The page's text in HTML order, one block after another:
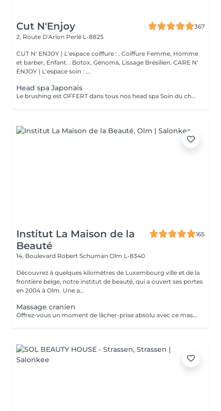
Cut N'Enjoy
367
2, Route D'Arlon Perlé L-8825
CUT N' ENJOY | L'espace coiffure : . Coiffure Femme, Homme
et barber, Enfant. . Botox, Génoma, Lissage Brésilien. CARE N'
ENJOY | L'espace soin : ...
Head spa Japonais
Le brushing est OFFERT dans tous nos head spa Soin du cheveu, du cuir chevelu, massage du haut du corps et massage crânien sous les jet japonais
Institut La Maison de la
Beauté
165
14, Boulevard Robert Schuman Olm L-8340
Découvrez à quelques kilomètres de Luxembourg ville et de la
frontière belge, notre institut de beauté, qui a ouvert ses portes
en 2004 à Olm. Une a...
Massage cranien
Offrez-vous un moment de lâcher-prise absolu avec ce massage crânien japonais authentique, transmis par une formatrice venue du Japon. Ce soin agit sur le cuir chevelu, la nuque et les trapèzes pour relâcher les tensions, apaiser le mental et rééquilibrer les énergies. Il favorise la détente profonde, améliore la circulation et aide à libérer le stress et la fatigue nerveuse. Idéal seul ou en complément d'un soin, pour une expérience de bien-être global et revitalisante.